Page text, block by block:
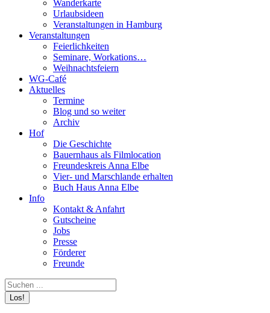
Wanderkarte
Urlaubsideen
Veranstaltungen in Hamburg
Veranstaltungen
Feierlichkeiten
Seminare, Workations…
Weihnachtsfeiern
WG-Café
Aktuelles
Termine
Blog und so weiter
Archiv
Hof
Die Geschichte
Bauernhaus als Filmlocation
Freundeskreis Anna Elbe
Vier- und Marschlande erhalten
Buch Haus Anna Elbe
Info
Kontakt & Anfahrt
Gutscheine
Jobs
Presse
Förderer
Freunde
Search: